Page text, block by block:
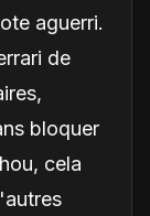
aguerri.
de
bloquer
cela